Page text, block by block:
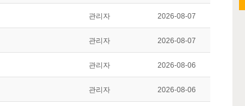
관리자 2026-08-07
관리자 2026-08-07
관리자 2026-08-06
관리자 2026-08-06